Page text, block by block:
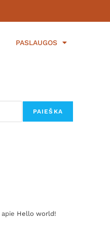
PASLAUGOS
PAIEŠKA
apie Hello world!